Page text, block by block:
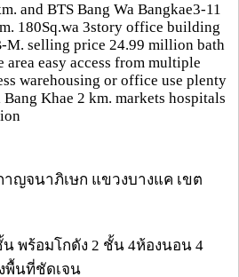
and BTS Bang Wa Bangkae3-11
180Sq.wa 3story office building
M. selling price 24.99 million bath
easy access from multiple
warehousing or office use plenty
Khae 2 km. markets hospitals
าญจนาภิเษก แขวงบางแค เขต
พร้อมโกดัง 2 ชั้น 4ห้องนอน 4
พื้นที่ชัดเจน